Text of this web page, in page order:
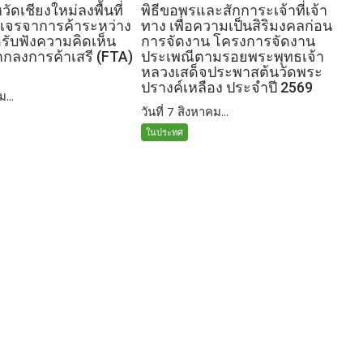
ดเชียงใหม่ลงพื้นที่
จรจาการค้าระหว่าง
รับฟังความคิดเห็น
ลงการค้าเสรี (FTA)
พิธีขอพรและสักการะเจ้าที่เจ้า
ทาง เพื่อความเป็นสิริมงคลก่อน
การจัดงาน โครงการจัดงาน
ประเพณีตามรอยพระพุทธเจ้า
หลวงเสด็จประพาสต้นวัดพระ
ปรางค์เหลือง ประจำปี 2569
วันที่ 7 สิงหาคม...
ในประทศ